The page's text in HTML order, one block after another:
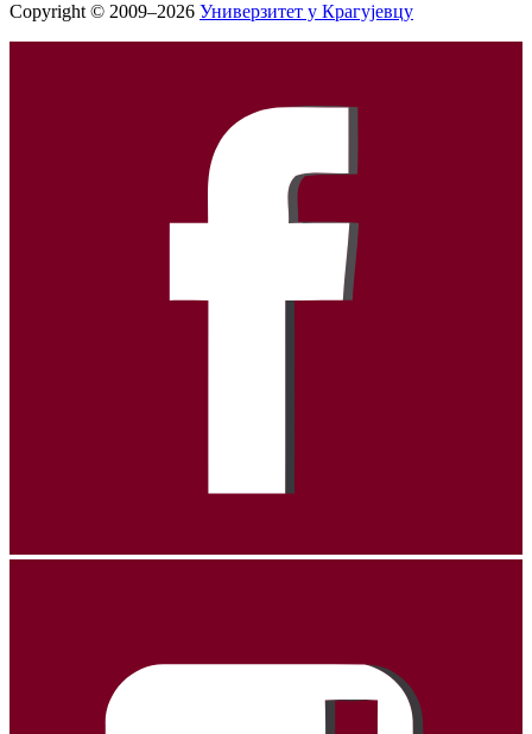
Copyright © 2009–2026 Универзитет у Крагујевцу